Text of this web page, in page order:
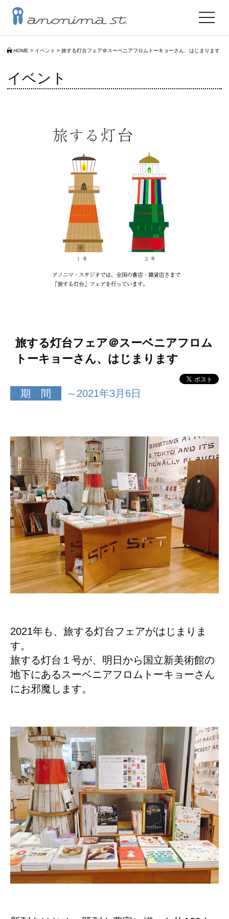
HOME > イベント > 旅する灯台フェア＠スーベニアフロムトーキョーさん、はじまります
toggle
イベント
旅する灯台フェア＠スーベニアフロム
トーキョーさん、はじまります
期 間 ～2021年3月6日
2021年も、旅する灯台フェアがはじまりま
す。
旅する灯台１号が、明日から国立新美術館の
地下にあるスーベニアフロムトーキョーさん
にお邪魔します。